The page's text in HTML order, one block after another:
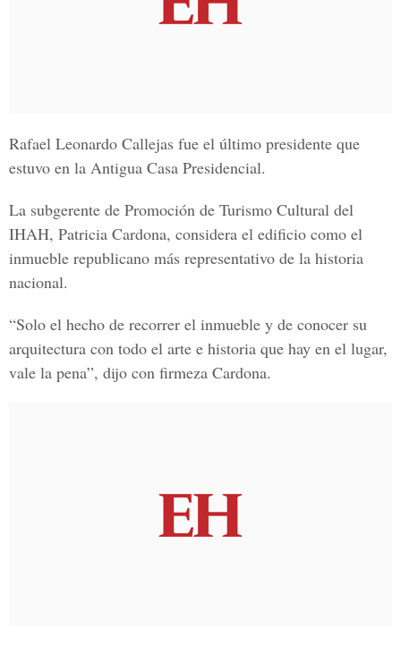
Rafael Leonardo Callejas fue el último presidente que
estuvo en la Antigua Casa Presidencial.
La subgerente de Promoción de Turismo Cultural del
IHAH, Patricia Cardona, considera el edificio como el
inmueble republicano más representativo de la historia
nacional.
“Solo el hecho de recorrer el inmueble y de conocer su
arquitectura con todo el arte e historia que hay en el lugar,
vale la pena”, dijo con firmeza Cardona.